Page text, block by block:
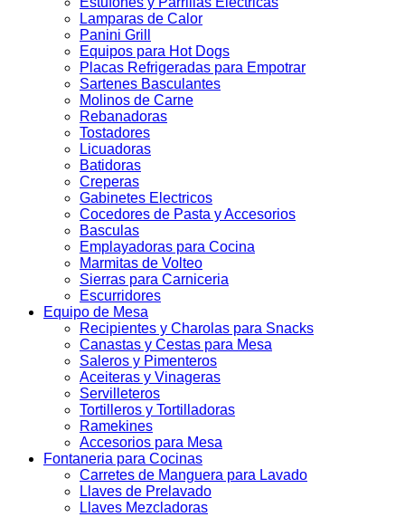
Lamparas de Calor
Panini Grill
Equipos para Hot Dogs
Placas Refrigeradas para Empotrar
Sartenes Basculantes
Molinos de Carne
Rebanadoras
Tostadores
Licuadoras
Batidoras
Creperas
Gabinetes Electricos
Cocedores de Pasta y Accesorios
Basculas
Emplayadoras para Cocina
Marmitas de Volteo
Sierras para Carniceria
Escurridores
Equipo de Mesa
Recipientes y Charolas para Snacks
Canastas y Cestas para Mesa
Saleros y Pimenteros
Aceiteras y Vinageras
Servilleteros
Tortilleros y Tortilladoras
Ramekines
Accesorios para Mesa
Fontaneria para Cocinas
Carretes de Manguera para Lavado
Llaves de Prelavado
Llaves Mezcladoras